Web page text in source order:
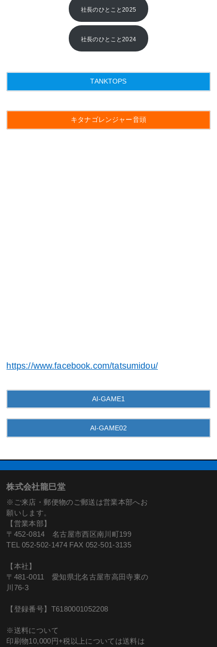
社長のひとこと2025
社長のひとこと2024
TANKTOPS
キタナゴレンジャー音頭
https://www.facebook.com/tatsumidou/
AI-GAME1
AI-GAME02
株式会社龍巳堂
※ご来店・郵便物のご郵送は営業本部へお
願いします。
【営業本部】
〒452-0814 名古屋市西区南川町199
TEL 052-502-1474 FAX 052-501-3135
【本社】
〒481-0011 愛知県北名古屋市高田寺東の
川76-3
【登録番号】T6180001052208
※送料について
印刷物10,000円+税以上については送料は